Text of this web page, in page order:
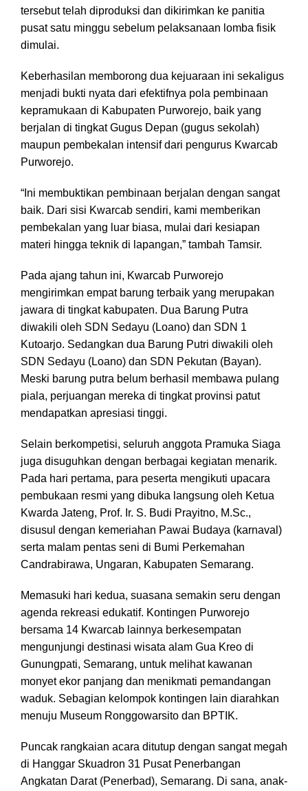
tersebut telah diproduksi dan dikirimkan ke panitia
pusat satu minggu sebelum pelaksanaan lomba fisik
dimulai.
Keberhasilan memborong dua kejuaraan ini sekaligus
menjadi bukti nyata dari efektifnya pola pembinaan
kepramukaan di Kabupaten Purworejo, baik yang
berjalan di tingkat Gugus Depan (gugus sekolah)
maupun pembekalan intensif dari pengurus Kwarcab
Purworejo.
“Ini membuktikan pembinaan berjalan dengan sangat
baik. Dari sisi Kwarcab sendiri, kami memberikan
pembekalan yang luar biasa, mulai dari kesiapan
materi hingga teknik di lapangan,” tambah Tamsir.
Pada ajang tahun ini, Kwarcab Purworejo
mengirimkan empat barung terbaik yang merupakan
jawara di tingkat kabupaten. Dua Barung Putra
diwakili oleh SDN Sedayu (Loano) dan SDN 1
Kutoarjo. Sedangkan dua Barung Putri diwakili oleh
SDN Sedayu (Loano) dan SDN Pekutan (Bayan).
Meski barung putra belum berhasil membawa pulang
piala, perjuangan mereka di tingkat provinsi patut
mendapatkan apresiasi tinggi.
Selain berkompetisi, seluruh anggota Pramuka Siaga
juga disuguhkan dengan berbagai kegiatan menarik.
Pada hari pertama, para peserta mengikuti upacara
pembukaan resmi yang dibuka langsung oleh Ketua
Kwarda Jateng, Prof. Ir. S. Budi Prayitno, M.Sc.,
disusul dengan kemeriahan Pawai Budaya (karnaval)
serta malam pentas seni di Bumi Perkemahan
Candrabirawa, Ungaran, Kabupaten Semarang.
Memasuki hari kedua, suasana semakin seru dengan
agenda rekreasi edukatif. Kontingen Purworejo
bersama 14 Kwarcab lainnya berkesempatan
mengunjungi destinasi wisata alam Gua Kreo di
Gunungpati, Semarang, untuk melihat kawanan
monyet ekor panjang dan menikmati pemandangan
waduk. Sebagian kelompok kontingen lain diarahkan
menuju Museum Ronggowarsito dan BPTIK.
Puncak rangkaian acara ditutup dengan sangat megah
di Hanggar Skuadron 31 Pusat Penerbangan
Angkatan Darat (Penerbad), Semarang. Di sana, anak-